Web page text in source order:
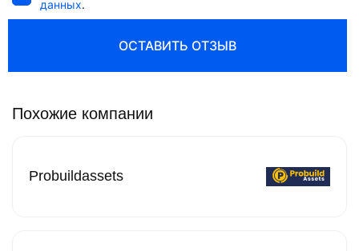
данных.
ОСТАВИТЬ ОТЗЫВ
Похожие компании
Probuildassets